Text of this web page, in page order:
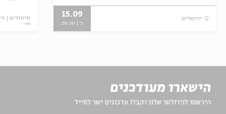
ירושלים 15.09
ג' | 20:30
מיוחדים
הישארו מעודכנים
הירשמו לניוזלטר שלנו וקבלו עדכונים ישר למייל